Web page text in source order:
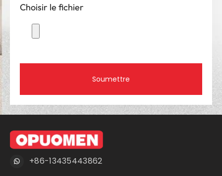
Choisir le fichier
Soumettre
+86-13435443862